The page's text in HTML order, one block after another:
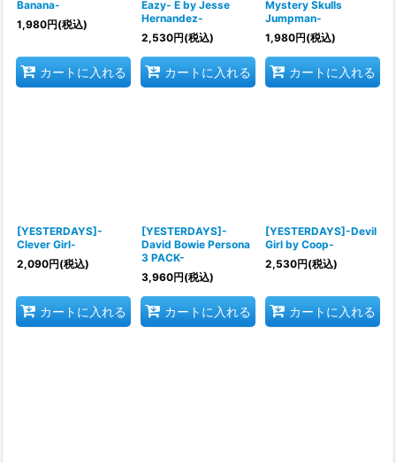
Banana-
1,980円(税込)
カートに入れる
Eazy- E by Jesse
Hernandez-
2,530円(税込)
カートに入れる
Mystery Skulls
Jumpman-
1,980円(税込)
カートに入れる
[YESTERDAYS]-
Clever Girl-
2,090円(税込)
カートに入れる
[YESTERDAYS]-
David Bowie Persona
3 PACK-
3,960円(税込)
カートに入れる
[YESTERDAYS]-Devil
Girl by Coop-
2,530円(税込)
カートに入れる